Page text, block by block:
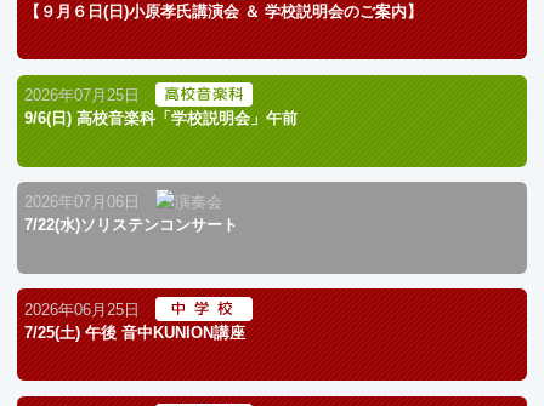
【９月６日(日)小原孝氏講演会 ＆ 学校説明会のご案内】
2026年07月25日
9/6(日) 高校音楽科「学校説明会」午前
2026年07月06日
7/22(水)ソリステンコンサート
2026年06月25日
7/25(土) 午後 音中KUNION講座